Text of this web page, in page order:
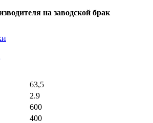
на заводской брак
63,5
2.9
600
400